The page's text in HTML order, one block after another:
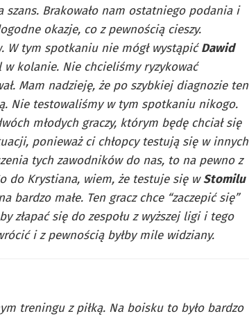
Brakowało nam ostatniego podania i
okazje, co z pewnością cieszy.
W tym spotkaniu nie mógł wystąpićDawid
kolanie. Nie chcieliśmy ryzykować
Mam nadzieję, że po szybkiej diagnozie ten
Nie testowaliśmy w tym spotkaniu nikogo.
młodych graczy, którym będę chciał się
ponieważ ci chłopcy testują się w innych
tych zawodników do nas, to na pewno z
do Krystiana, wiem, że testuje się wStomilu
małe. Ten gracz chce “zaczepić się”
złapać się do zespołu z wyższej ligi i tego
i z pewnością byłby mile widziany.
treningu z piłką. Na boisku to było bardzo